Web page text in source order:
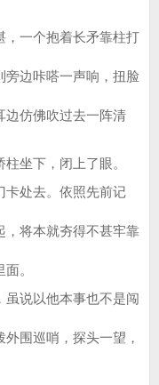
一个抱着长矛靠柱打
旁边咔嗒一声响，扭脸
边仿佛吹过去一阵清
坐下，闭上了眼。
处去。依照先前记
，将本就夯得不甚牢靠
。
说以他本事也不是闯
围巡哨，探头一望，